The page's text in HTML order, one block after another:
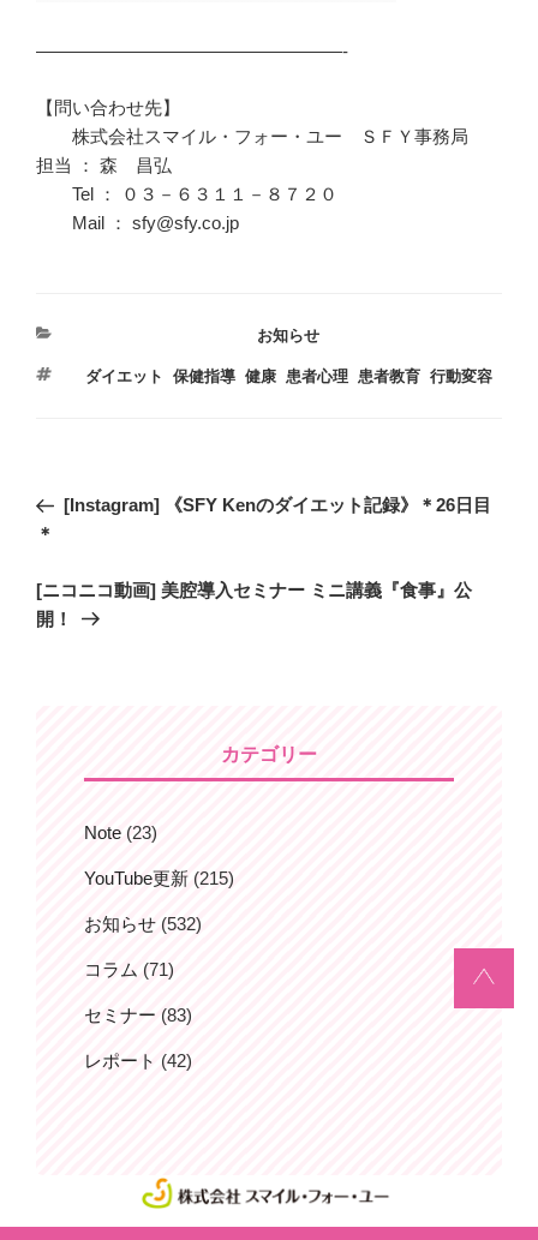
—————————————————-
【問い合わせ先】
株式会社スマイル・フォー・ユー ＳＦＹ事務局
担当 ： 森 昌弘
Tel ： ０３－６３１１－８７２０
Mail ： sfy@sfy.co.jp
カ
ゴ
お知らせ
タ
ダイエット 保健指導, 健康, 患者心理, 患者教育, 行動変容
稿
ビ
ゲ
過
去
投
稿
[Instagram] 《SFY Kenのダイエット記録》＊26日目
＊
次
の
[ニコニコ動画] 美腔導入セミナー ミニ講義『食事』公
開！
カテゴリー
Note (23)
YouTube更新 (215)
お知らせ (532)
コラム (71)
セミナー (83)
レポート (42)